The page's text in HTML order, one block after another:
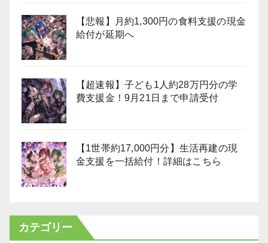
【悲報】月約1,300円の食料支援の現金
給付が延期へ
【超速報】子ども1人約28万円分の学
費支援金！9月21日まで申請受付
【1世帯約17,000円分】生活再建の現
金支援を一括給付！詳細はこちら
カテゴリー